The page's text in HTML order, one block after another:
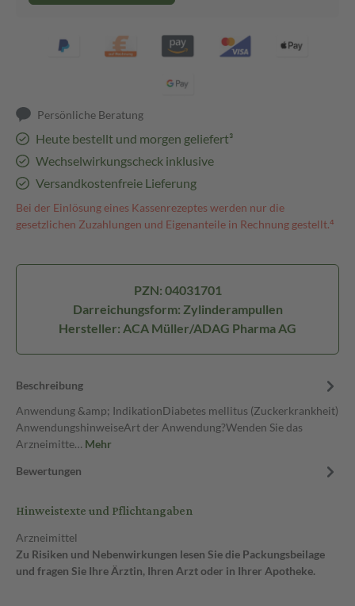
Persönliche Beratung
Heute bestellt und morgen geliefert³
Wechselwirkungscheck inklusive
Versandkostenfreie Lieferung
Bei der Einlösung eines Kassenrezeptes werden nur die
gesetzlichen Zuzahlungen und Eigenanteile in Rechnung gestellt.⁴
PZN: 04031701
Darreichungsform: Zylinderampullen
Hersteller: ACA Müller/ADAG Pharma AG
Beschreibung
Anwendung &amp; IndikationDiabetes mellitus (Zuckerkrankheit)
AnwendungshinweiseArt der Anwendung?Wenden Sie das
Arzneimitte… Mehr
Bewertungen
Hinweistexte und Pflichtangaben
Arzneimittel
Zu Risiken und Nebenwirkungen lesen Sie die Packungsbeilage
und fragen Sie Ihre Ärztin, Ihren Arzt oder in Ihrer Apotheke.